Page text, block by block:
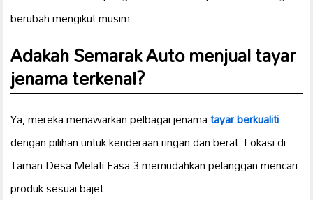
berubah mengikut musim.
Adakah Semarak Auto menjual tayar
jenama terkenal?
Ya, mereka menawarkan pelbagai jenamatayar berkualiti
dengan pilihan untuk kenderaan ringan dan berat. Lokasi di
Taman Desa Melati Fasa 3 memudahkan pelanggan mencari
produk sesuai bajet.